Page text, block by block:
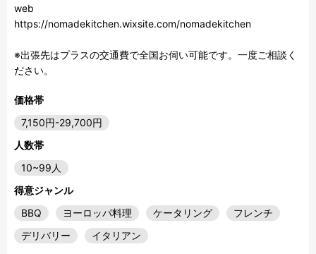
web
https://nomadekitchen.wixsite.com/nomadekitchen
※出張先はプラスの交通費で全国お伺い可能です。一度ご相談く
ださい。
価格帯
7,150円-29,700円
人数帯
10~99人
得意ジャンル
BBQ
ヨーロッパ料理 ケータリング
フレンチ
デリバリー
イタリアン